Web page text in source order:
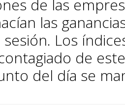
de las
las
sesión. Los
de
del día se